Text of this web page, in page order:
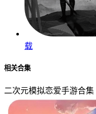
载
相关合集
二次元模拟恋爱手游合集